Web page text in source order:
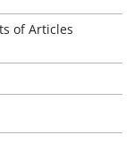
of Articles